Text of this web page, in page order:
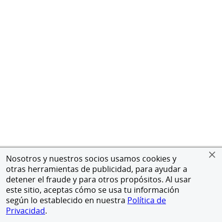
Nosotros y nuestros socios usamos cookies y
otras herramientas de publicidad, para ayudar a
detener el fraude y para otros propósitos. Al usar
este sitio, aceptas cómo se usa tu información
según lo establecido en nuestra Política de
Privacidad.